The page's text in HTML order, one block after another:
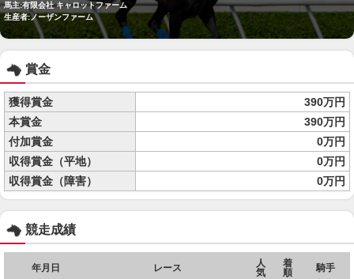
馬主:有限会社 キャロットファーム
生産者:ノーザンファーム
賞金
獲得賞金
390万円
本賞金
390万円
付加賞金
0万円
収得賞金（平地）
0万円
収得賞金（障害）
0万円
競走成績
年月日 レース
人
気
着
順
騎手